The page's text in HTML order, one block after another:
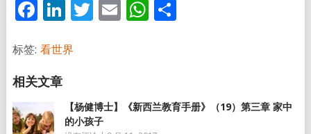
Facebook
LinkedIn
Twitter
EmailWhatsApp
分
标签: 看世界
【杨健博士】《新西兰教育手册》（19）第三章 家中
的小孩子